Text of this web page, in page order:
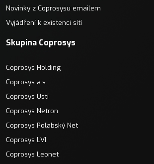
Novinky z Coprosysu emailem
Vyjádření k existenci sítí
Skupina Coprosys
Coprosys Holding
Coprosys a.s.
Coprosys Ústí
Coprosys Netron
Coprosys Polabský Net
Coprosys LVI
Coprosys Leonet